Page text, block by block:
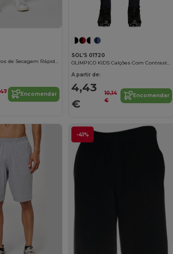
Calções Esportivos de Secagem Rápida com Bolsos
Encomendar
SOL'S 01720
OLIMPICO KIDS Calções Com Contraste Para Criança
A partir de:
4,43
€
10,14
€
Encomendar
-41%